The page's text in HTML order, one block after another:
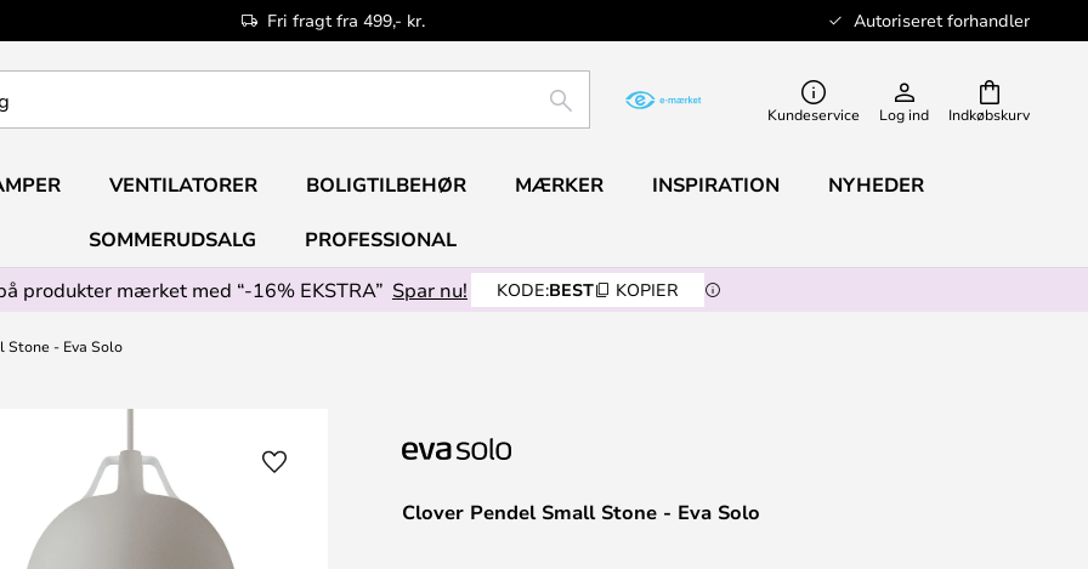
Fri fragt fra 499,- kr. Autoriseret forhandler
Indkøbskurv
SØG Kundeservice Log ind
VENTILATORER BOLIGTILBEHØR MÆRKER INSPIRATION NYHEDER
SOMMERUDSALG
PROFESSIONAL
produkter mærket med “-16% EKSTRA” Spar nu! KODE:BEST KOPIER
Stone - Eva Solo
Clover Pendel Small Stone - Eva Solo